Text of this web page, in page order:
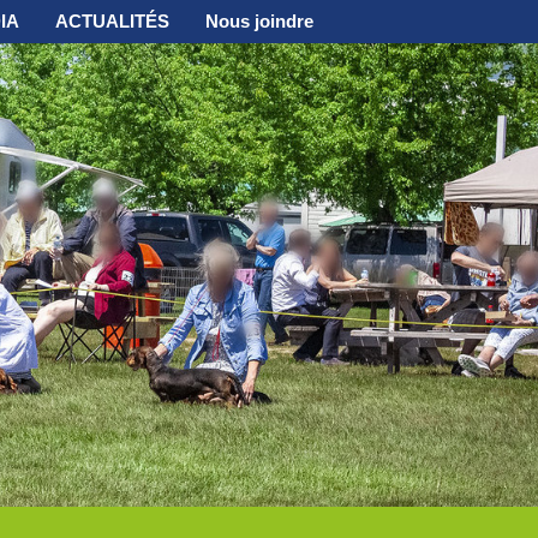
ACTUALITÉS Nous joindre